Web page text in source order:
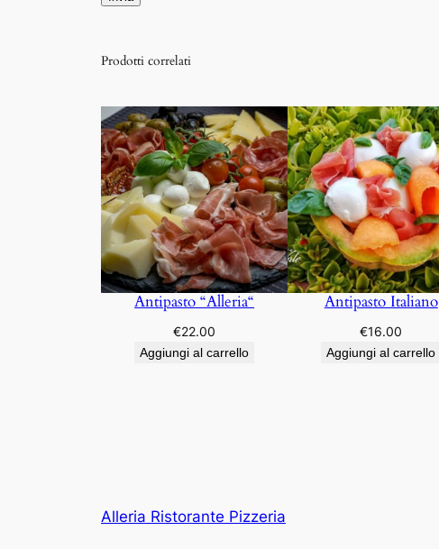
Prodotti correlati
Antipasto “Alleria“
€22.00
Aggiungi al carrello
Antipasto Italiano
€16.00
Aggiungi al carrello
Alleria Ristorante Pizzeria